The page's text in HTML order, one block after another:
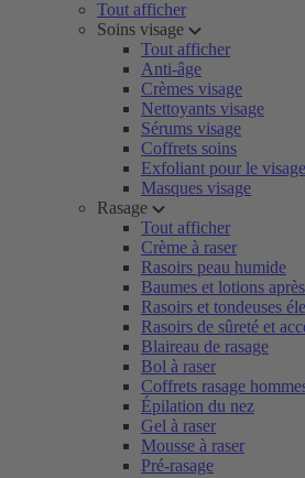
Tout afficher
Soins visage
Tout afficher
Anti-âge
Crèmes visage
Nettoyants visage
Sérums visage
Coffrets soins
Exfoliant pour le visage
Masques visage
Rasage
Tout afficher
Crème à raser
Rasoirs peau humide
Baumes et lotions
Rasoirs et tondeuses
Rasoirs de sûreté et
Blaireau de rasage
Bol à raser
Coffrets rasage
Épilation du nez
Gel à raser
Mousse à raser
Pré-rasage